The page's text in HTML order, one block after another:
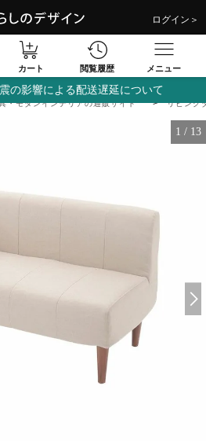
ログイン＞
カート 閲覧履歴 メニュー
の影響による配送遅延について
・モダンインテリアの通販サイト リビング
1 / 13